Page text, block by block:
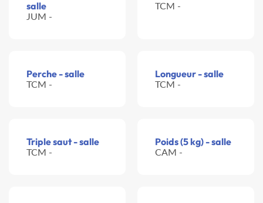
salle
JUM -
TCM -
Perche - salle
TCM -
Longueur - salle
TCM -
Triple saut - salle
TCM -
Poids (5 kg) - salle
CAM -